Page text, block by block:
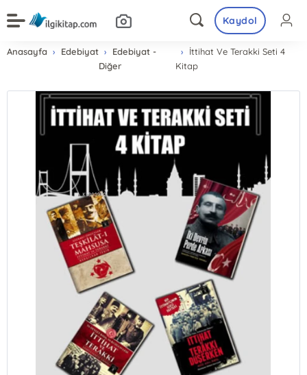
Kaydol
Anasayfa Edebiyat
Edebiyat -
Diğer
İttihat Ve Terakki Seti 4
Kitap